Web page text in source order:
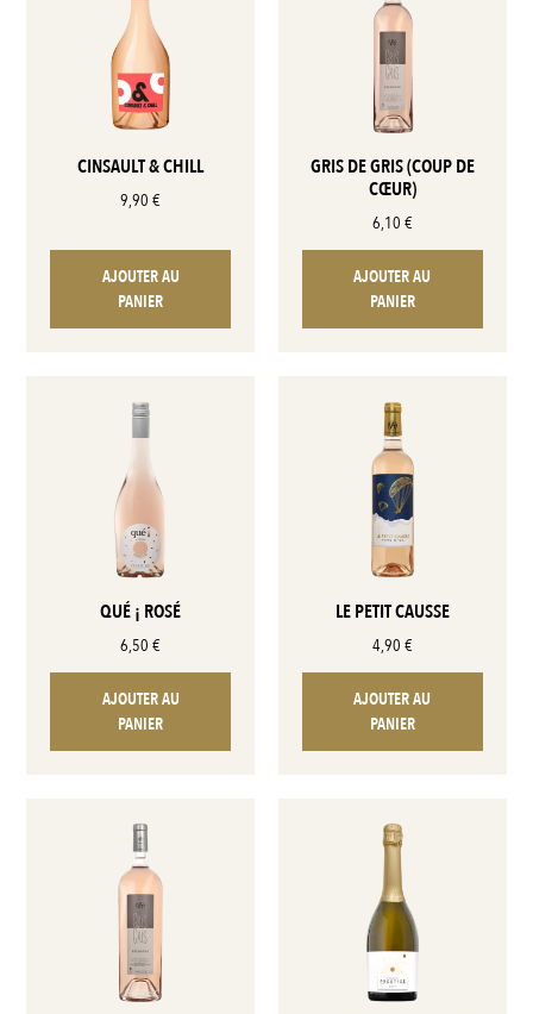
CINSAULT & CHILL
9,90€
AJOUTER AU
PANIER
GRIS DE GRIS (COUP DE
CŒUR)
6,10 €
AJOUTER AU
PANIER
QUÉ ¡ ROSÉ
6,50€
AJOUTER AU
PANIER
LE PETIT CAUSSE
4,90 €
AJOUTER AU
PANIER